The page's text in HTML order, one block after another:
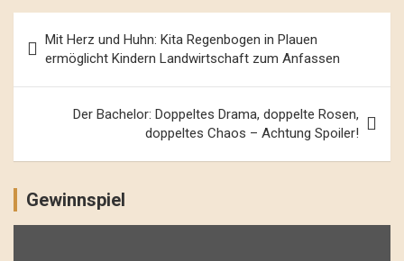
Navigation
Mit Herz und Huhn: Kita Regenbogen in Plauen
ermöglicht Kindern Landwirtschaft zum Anfassen
Der Bachelor: Doppeltes Drama, doppelte Rosen,
doppeltes Chaos – Achtung Spoiler!
Gewinnspiel